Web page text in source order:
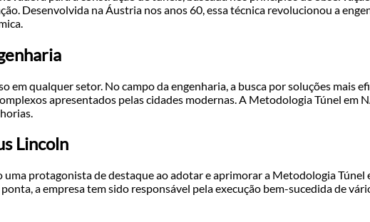
Desenvolvida na Áustria nos anos 60, essa técnica revolucionou a
em qualquer setor. No campo da engenharia, a busca por soluções mais
apresentados pelas cidades modernas. A Metodologia Túnel em
Lincoln
protagonista de destaque ao adotar e aprimorar a Metodologia Túnel
a empresa tem sido responsável pela execução bem-sucedida de